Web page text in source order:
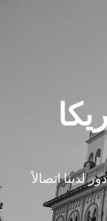
اتصالاً